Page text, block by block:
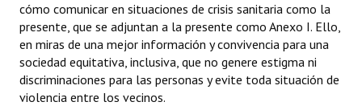
cómo comunicar en situaciones de crisis sanitaria como la
presente, que se adjuntan a la presente como Anexo I. Ello,
en miras de una mejor información y convivencia para una
sociedad equitativa, inclusiva, que no genere estigma ni
discriminaciones para las personas y evite toda situación de
violencia entre los vecinos.